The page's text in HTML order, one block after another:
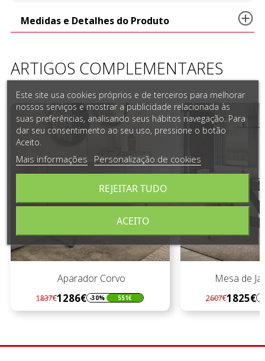
Medidas e Detalhes do Produto
ARTIGOS COMPLEMENTARES
Aparador Corvo
Regular
preço
1837€1286€
Preço -30% 551€
Mesa de
Regular
preço
2607€1825€
Preço
Este site usa cookies próprios e de terceiros para melhorar
nossos serviços e mostrar a publicidade relacionada às
suas preferências, analisando seus hábitos navegação. Para
dar seu consentimento ao seu uso, pressione o botão
Aceito.
Mais informações Personalização de cookies
REJEITAR TUDO
ACEITO